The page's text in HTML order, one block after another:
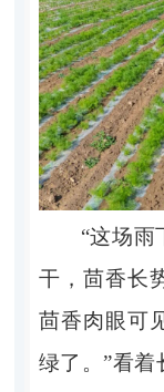
“这场雨
干，茴香长
茴香肉眼可
绿了。”看着